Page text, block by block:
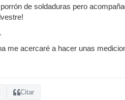
de soldaduras pero
me acercaré a hacer unas
Citar